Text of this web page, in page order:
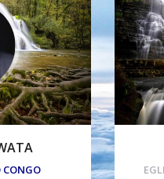
CONGO